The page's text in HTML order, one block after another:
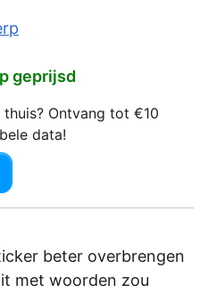
geprijsd
Ontvang tot €10
data!
beter overbrengen
met woorden zou